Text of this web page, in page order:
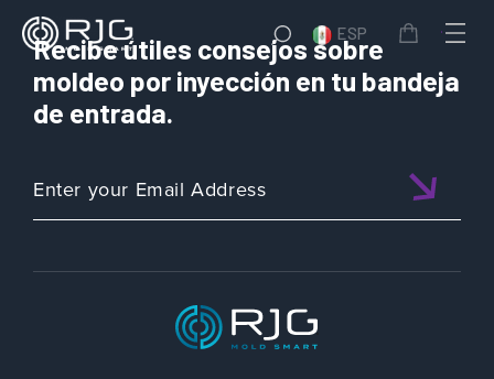
ESP
Recibe útiles consejos sobre
moldeo por inyección en tu bandeja
de entrada.